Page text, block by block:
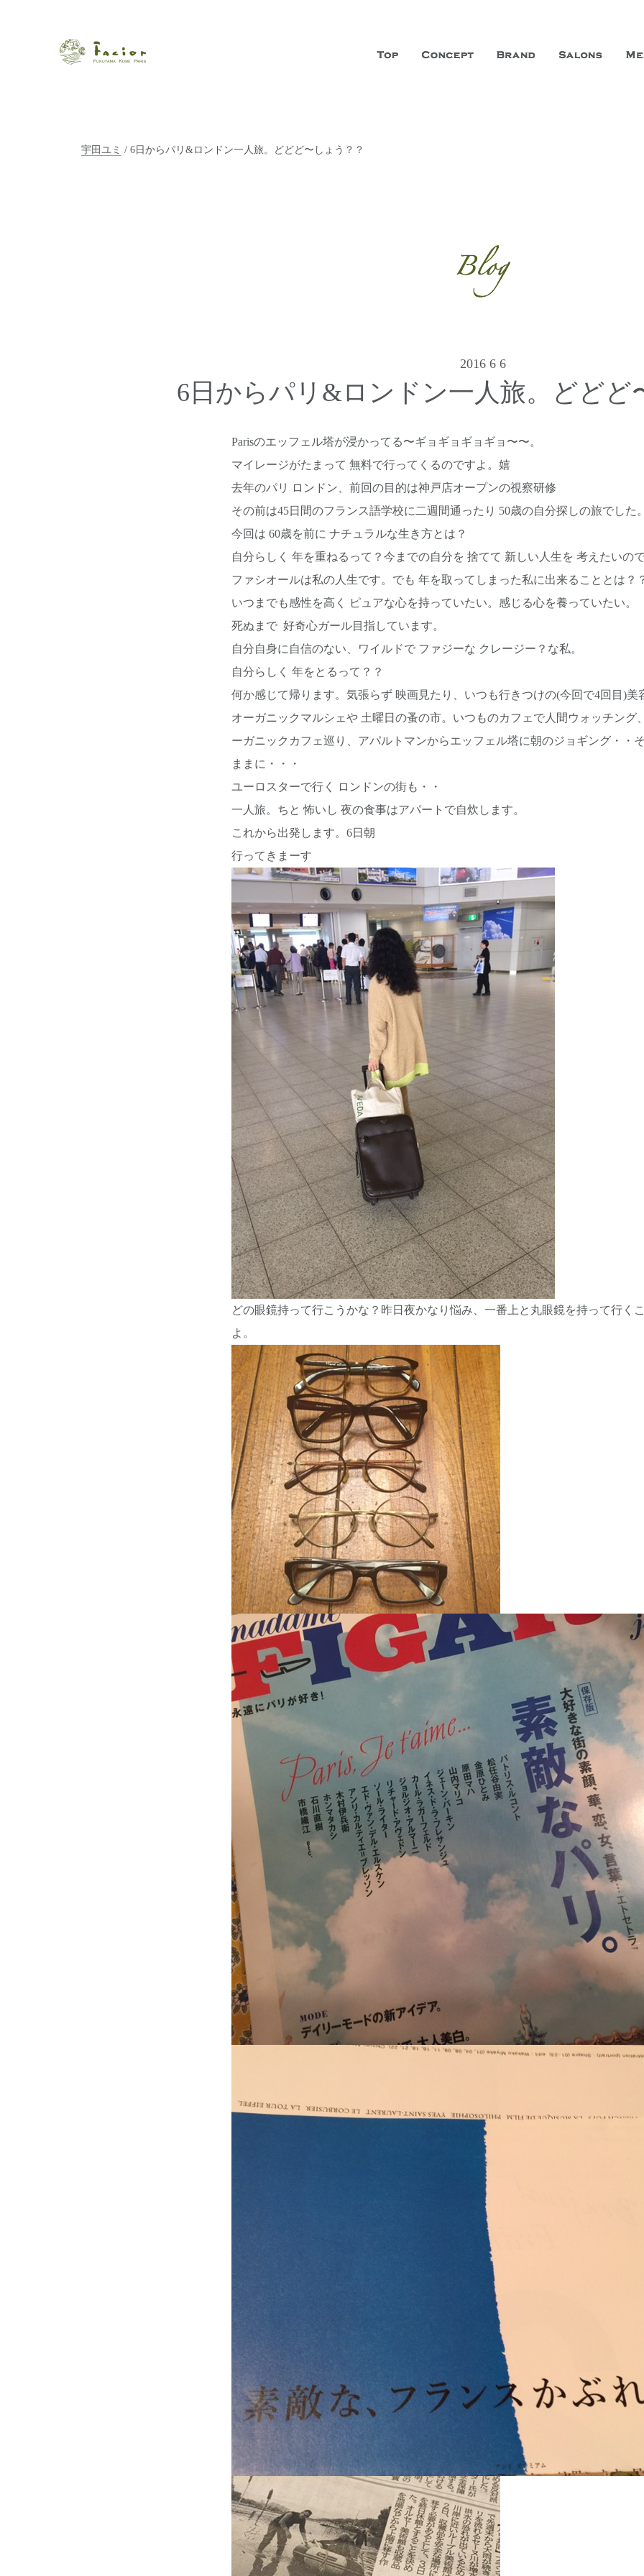
【福山・神戸・Paris】オーガニックエステサロン ファシオ
瀬戸内から世界に展開するエステサロン「ファシオール」。福山市に3店舗、神戸三宮に「神戸店」 パリサンジェルマン通りに「パリ店
ポジティブライフを応援します。オーガニックコスメ・商品にこだわり、内面から美しくなることを追求する「本物」の商品・技術・サー
宇田ユミ / 6日からパリ&ロンドン一人旅。どどど〜しょう？？
2016 6 6
6日からパリ&ロンドン一人旅。どどど
Parisのエッフェル塔が浸かってる〜ギョギョギョギョ〜〜。
マイレージがたまって 無料で行ってくるのですよ。嬉
去年のパリ ロンドン、前回の目的は神戸店オープンの視察研修
その前は45日間のフランス語学校に二週間通ったり 50歳の自分探しの旅でした。
今回は 60歳を前に ナチュラルな生き方とは？
自分らしく 年を重ねるって？今までの自分を 捨てて 新しい人生を 考えたいので
ファシオールは私の人生です。でも 年を取ってしまった私に出来ることとは？
いつまでも感性を高く ピュアな心を持っていたい。感じる心を養っていたい。
死ぬまで 好奇心ガール目指しています。
自分自身に自信のない、ワイルドで ファジーな クレージー？な私。
自分らしく 年をとるって？？
何か感じて帰ります。気張らず 映画見たり、いつも行きつけの(今回で4回目)美
オーガニックマルシェや 土曜日の蚤の市。いつものカフェで人間ウォッチング
ーガニックカフェ巡り、アパルトマンからエッフェル塔に朝のジョギング・・
ままに・・・
ユーロスターで行く ロンドンの街も・・
一人旅。ちと 怖いし 夜の食事はアパートで自炊します。
これから出発します。6日朝
行ってきまーす
どの眼鏡持って行こうかな？昨日夜かなり悩み、一番上と丸眼鏡を持って行く
よ。